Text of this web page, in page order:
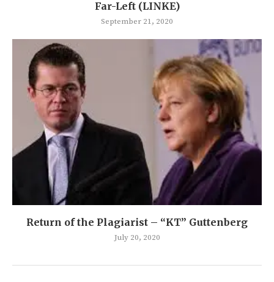
Far-Left (LINKE)
September 21, 2020
Return of the Plagiarist – “KT” Guttenberg
July 20, 2020